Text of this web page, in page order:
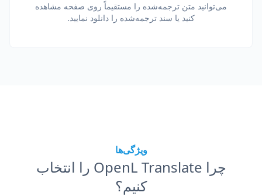
می‌توانید متن ترجمه‌شده را مستقیماً روی صفحه مشاهده
کنید یا سند ترجمه‌شده را دانلود نمایید.
ویژگی‌ها
چرا OpenL Translate را انتخاب
کنیم؟